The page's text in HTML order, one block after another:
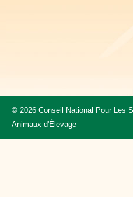
© 2026 Conseil National Pour Les
Animaux d'Élevage